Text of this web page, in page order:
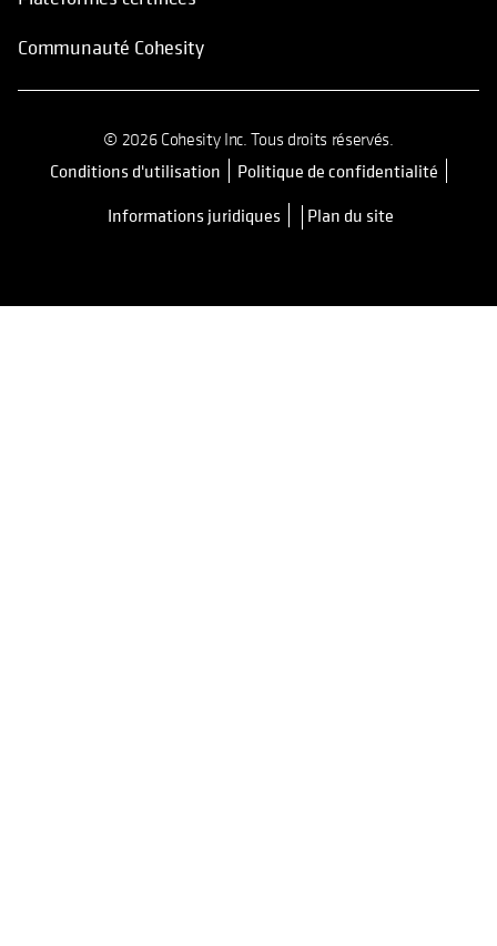
Communauté Cohesity
© 2026 Cohesity Inc. Tous droits réservés.
Conditions d'utilisation s’ouvre dans un nouvel onglet
Politique de confidentialité
Informations juridiques
Plan du site